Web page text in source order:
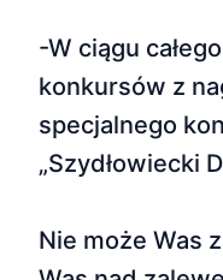
-W ciągu
konkursów z
specjalnego
„Szydłowiecki
Nie może Was